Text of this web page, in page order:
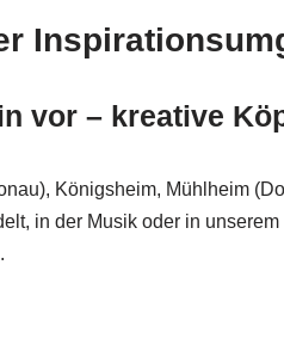
vor – kreative
Königsheim, Mühlheim
in der Musik oder in